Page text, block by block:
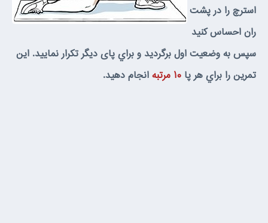
استرچ را در پشت
ران احساس كنيد
سپس به وضعيت اول برگرديد و براي پاى ديگر تكرار نماييد. اين
تمرين را براي هر پا ۱۰ مرتبه انجام دهيد.